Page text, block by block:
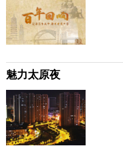
魅力太原夜